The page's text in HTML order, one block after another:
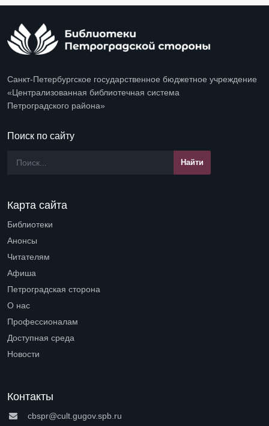
Санкт-Петербургское государственное бюджетное учреждение
«Централизованная библиотечная система
Петроградского района»
Поиск по сайту
Карта сайта
Библиотеки
Анонсы
Читателям
Афиша
Петроградская сторона
О нас
Профессионалам
Доступная среда
Новости
Контакты
cbspr@cult.gugov.spb.ru